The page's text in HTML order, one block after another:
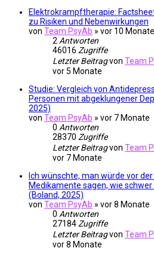
Elektrokrampftherapie:
zu Risiken und Nebenwirkungen
von Team PsyAb » vor 10 Monate
2 Antworten
46016 Zugriffe
Letzter Beitragvon Team
vor 5 Monate
Studie: Vergleich von
Personen mit abgeklungener
2025)
von Team PsyAb » vor 7 Monate
0 Antworten
28370 Zugriffe
Letzter Beitragvon Team
vor 7 Monate
Ich wünschte, man würde vor
Medikamente sagen, wie
(Boland, 2025)
von Team PsyAb » vor 8 Monate
0 Antworten
27184 Zugriffe
Letzter Beitragvon Team
vor 8 Monate